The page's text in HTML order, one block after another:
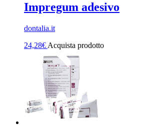
Impregum adesivo
dontalia.it
24,28€ Acquista prodotto